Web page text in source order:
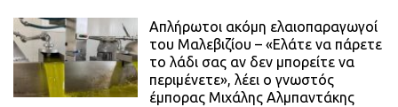
Απλήρωτοι ακόμη ελαιοπαραγωγοί
του Μαλεβιζίου – «Ελάτε να πάρετε
το λάδι σας αν δεν μπορείτε να
περιμένετε», λέει ο γνωστός
έμπορας Μιχάλης Αλμπαντάκης